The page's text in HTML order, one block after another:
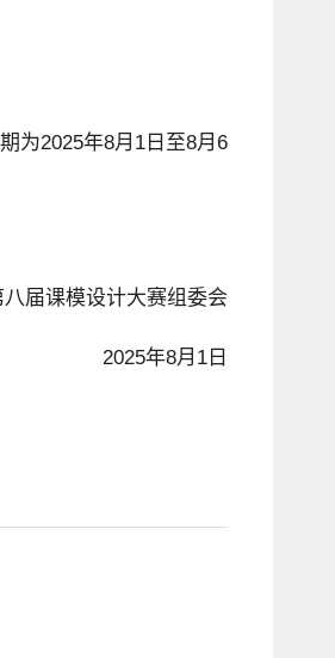
为2025年8月 1日至8月 6
八届课模设计大赛组委会
2025年8月 1日